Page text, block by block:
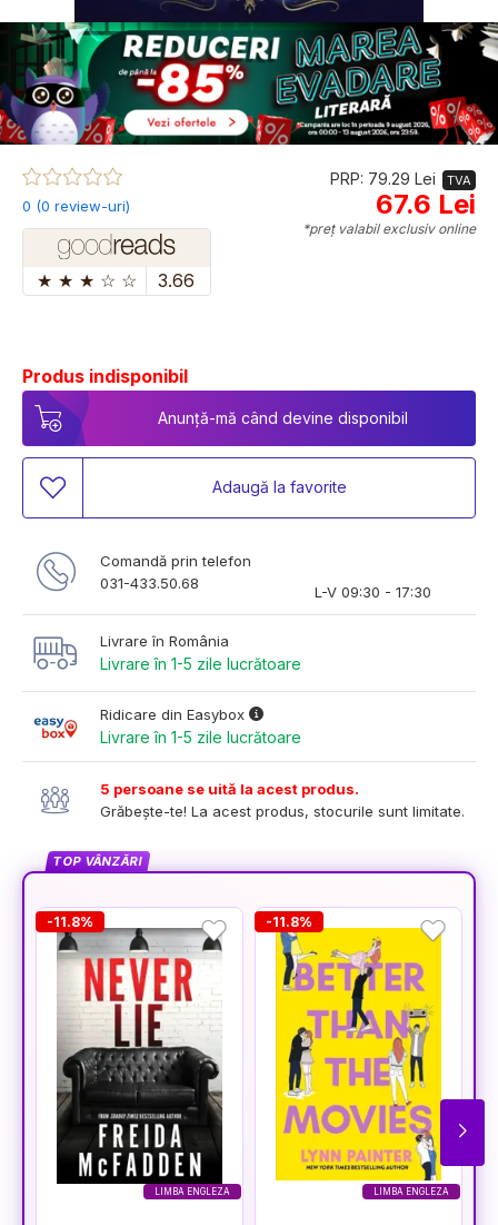
0 (0 review-uri)
★ ★ ★ ☆ ☆ 3.66
PRP: 79.29 Lei TVA
67.6 Lei
*preț valabil exclusiv online
Produs indisponibil
Anunță-mă când devine disponibil
Adaugă la favorite
Comandă prin telefon
031-433.50.68
L-V 09:30 - 17:30
Livrare în România
Livrare în 1-5 zile lucrătoare
Ridicare din Easybox
Livrare în 1-5 zile lucrătoare
5 persoane se uită la acest produs.
Grăbește-te! La acest produs, stocurile sunt limitate.
TOP VÂNZĂRI
LIMBA ENGLEZA
-11.8%
LIMBA ENGLEZA
-11.8%